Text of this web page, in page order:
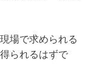
場で求められる
られるはずで